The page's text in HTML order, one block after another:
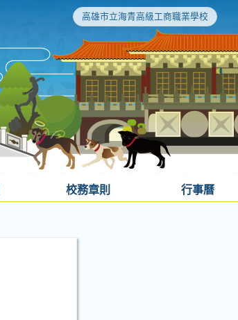
高雄市立海青高級工商職業學校
校務章則 行事曆